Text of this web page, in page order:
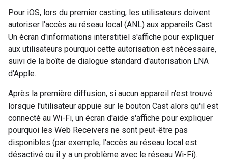
Pour iOS, lors du premier casting, les utilisateurs doivent
autoriser l'accès au réseau local (ANL) aux appareils Cast.
Un écran d'informations interstitiel s'affiche pour expliquer
aux utilisateurs pourquoi cette autorisation est nécessaire,
suivi de la boîte de dialogue standard d'autorisation LNA
d'Apple.
Après la première diffusion, si aucun appareil n'est trouvé
lorsque l'utilisateur appuie sur le bouton Cast alors qu'il est
connecté au Wi-Fi, un écran d'aide s'affiche pour expliquer
pourquoi les Web Receivers ne sont peut-être pas
disponibles (par exemple, l'accès au réseau local est
désactivé ou il y a un problème avec le réseau Wi-Fi).